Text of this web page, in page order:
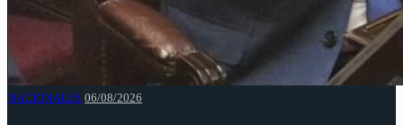
NACIONALES 06/08/2026